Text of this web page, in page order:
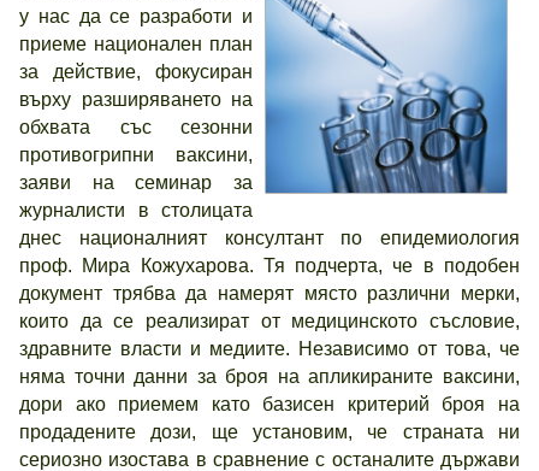
у нас да се разработи и
приеме национален план
за действие, фокусиран
върху разширяването на
обхвата със сезонни
противогрипни ваксини,
заяви на семинар за
журналисти в столицата
днес националният консултант по епидемиология
проф. Мира Кожухарова. Тя подчерта, че в подобен
документ трябва да намерят място различни мерки,
които да се реализират от медицинското съсловие,
здравните власти и медиите. Независимо от това, че
няма точни данни за броя на апликираните ваксини,
дори ако приемем като базисен критерий броя на
продадените дози, ще установим, че страната ни
сериозно изостава в сравнение с останалите държави